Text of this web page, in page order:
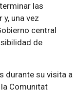
las
una vez
central
de
durante su visita a
Comunitat